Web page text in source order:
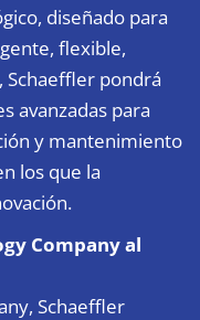
diseñado para
flexible,
Schaeffler pondrá
avanzadas para
y mantenimiento
los que la
Company al
Schaeffler